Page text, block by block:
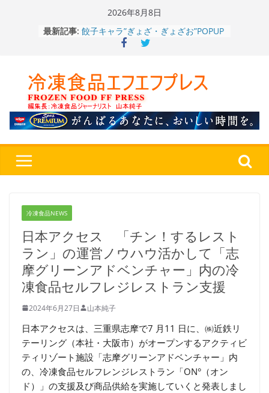
2026年8月8日
最新記事: 餃子キャラ”ぎょざ・ぎょざお”POPUP
ストアで作者にご挨拶、新作”れいと
定さわやかフレーバー「CHEESE
WONDER YELLOW」復刻発売中
今まで無かった大盛！水から簡単レン
ジ♪ふわもちめん！！「冷凍 日清の
どん兵衛 大盛 きつねうどん」
日清食品冷凍、背油の旨み・コク深い
冷凍食品NEWS
日本アクセス 「チン！するレスト
ラン」の運営ノウハウ活かして「志
摩グリーンアドベンチャー」内の冷
凍食品セルフレジレストラン支援
2024年6月27日 山本純子
日本アクセスは、三重県志摩で7 月11 日に、㈱近鉄リ
テーリング（本社・大阪市）がオープンするアクティビ
ティリゾート施設「志摩グリーンアドベンチャー」内
の、冷凍食品セルフレンジレストラン「ON°（オン
ド）」の支援及び商品供給を実施していくと発表しまし